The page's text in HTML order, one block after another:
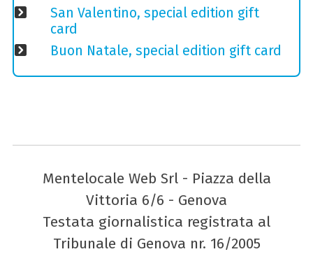
San Valentino, special edition gift
card
Buon Natale, special edition gift card
Mentelocale Web Srl - Piazza della
Vittoria 6/6 - Genova
Testata giornalistica registrata al
Tribunale di Genova nr. 16/2005